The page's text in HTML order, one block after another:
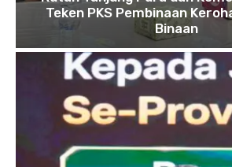
Teken PKS Pembinaan
Binaan